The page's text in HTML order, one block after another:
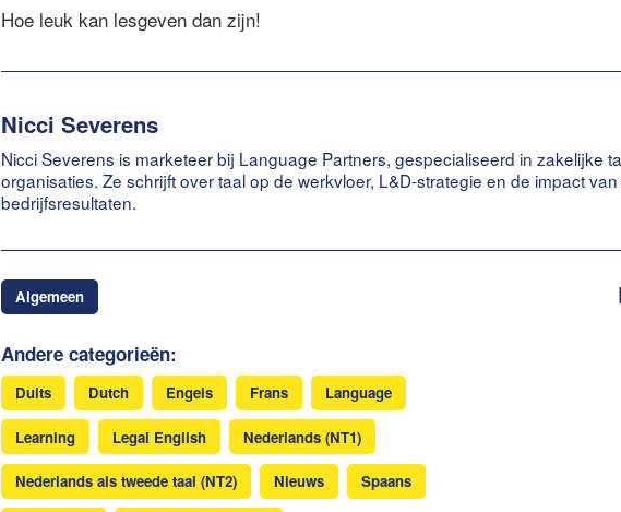
Hoe leuk kan lesgeven dan zijn!
Nicci Severens
Nicci Severens is marketeer bij Language Partners, gespecialiseerd in zakelijke
organisaties. Ze schrijft over taal op de werkvloer, L&D-strategie en de impact
bedrijfsresultaten.
Algemeen
Andere categorieën:
Duits Dutch Engels Frans Language
Learning Legal English Nederlands (NT1)
Nederlands als tweede taal (NT2) Nieuws Spaans